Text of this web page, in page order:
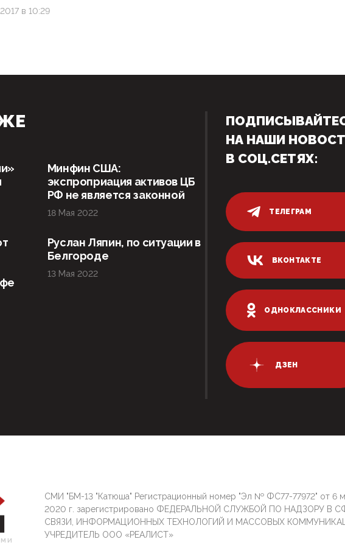
в 10:29
Минфин США:
экспроприация активов ЦБ
РФ не является законной
18 Мая 2022
Руслан Ляпин, по ситуации в
Белгороде
13 Мая 2022
НА НАШИ
В СОЦ.СЕТЯХ:
ТЕЛЕГРАМ
ВКОНТАКТЕ
ОДНОКЛАССНИКИ
ДЗЕН
СМИ "БМ-13 "Катюша" Регистрационный номер "Эл № ФС77-77972" от 6
2020 г. зарегистрировано ФЕДЕРАЛЬНОЙ СЛУЖБОЙ ПО НАДЗОРУ В
СВЯЗИ, ИНФОРМАЦИОННЫХ ТЕХНОЛОГИЙ И МАССОВЫХ
УЧРЕДИТЕЛЬ ООО «РЕАЛИСТ»